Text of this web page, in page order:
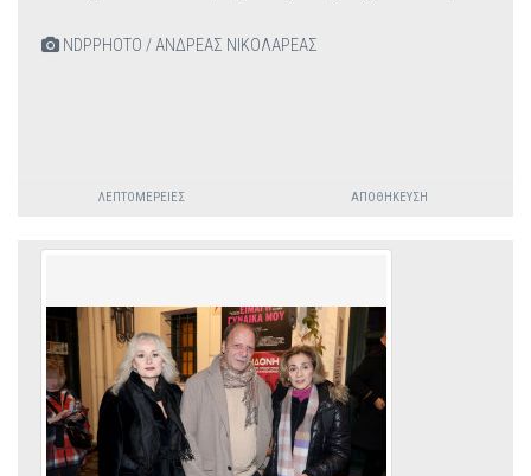
NDPPHOTO / ΑΝΔΡΕΑΣ ΝΙΚΟΛΑΡΕΑΣ
ΛΕΠΤΟΜΈΡΕΙΕΣ ΑΠΟΘΉΚΕΥΣΗ